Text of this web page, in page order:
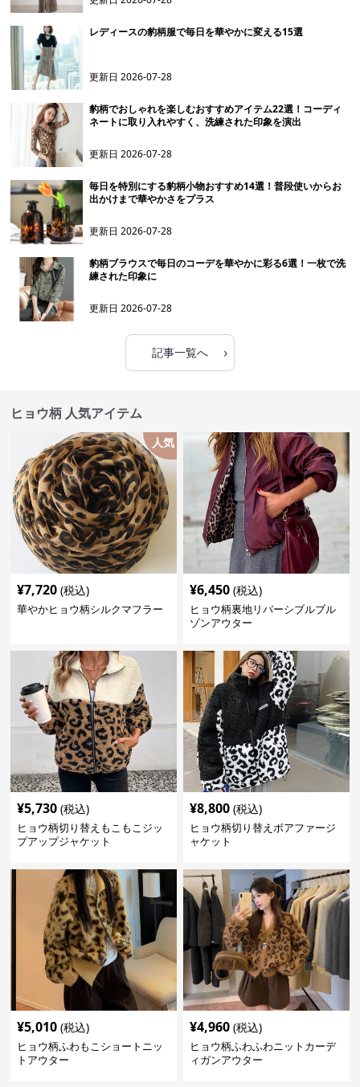
レディースの豹柄服で毎日を華やかに変える15選
更新日2026-07-28
豹柄でおしゃれを楽しむおすすめアイテム22選！コーディ
ネートに取り入れやすく、洗練された印象を演出
更新日2026-07-28
毎日を特別にする豹柄小物おすすめ14選！普段使いからお
出かけまで華やかさをプラス
更新日2026-07-28
豹柄ブラウスで毎日のコーデを華やかに彩る6選！一枚で洗
練された印象に
更新日2026-07-28
記事一覧へ ›
ヒョウ柄 人気アイテム
人気
¥7,720 (税込)
華やかヒョウ柄シルクマフラー
¥6,450 (税込)
ヒョウ柄裏地リバーシブルブル
ゾンアウター
¥5,730 (税込)
ヒョウ柄切り替えもこもこジッ
プアップジャケット
¥8,800 (税込)
ヒョウ柄切り替えボアファージ
ャケット
¥5,010 (税込)
ヒョウ柄ふわもこショートニッ
トアウター
¥4,960 (税込)
ヒョウ柄ふわふわニットカーデ
ィガンアウター